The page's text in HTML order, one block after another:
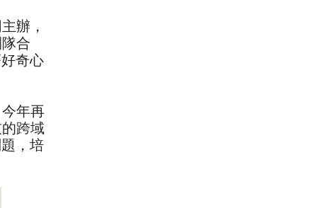
辦，
合
奇心
年再
跨域
，培